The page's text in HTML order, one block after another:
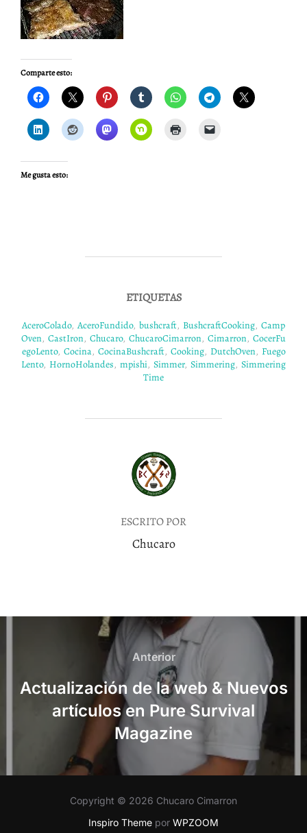
Comparte esto:
Me gusta esto:
ETIQUETAS
AceroColado, AceroFundido, bushcraft, BushcraftCooking, Camp
Oven, CastIron, Chucaro, ChucaroCimarron, Cimarron, CocerFu
egoLento, Cocina, CocinaBushcraft, Cooking, DutchOven, Fuego
Lento, HornoHolandes, mpishi, Simmer, Simmering, Simmering
Time
AUTOR DE LA PUBLICACIÓN
ESCRITO POR
Chucaro
entradas
Anterior
Anterior
Actualización de la web & Nuevos
artículos en Pure Survival
Magazine
Copyright © 2026 Chucaro Cimarron
Inspiro Theme por WPZOOM